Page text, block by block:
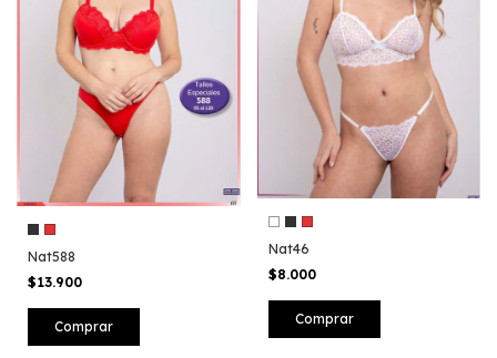
Nat588
$13.900
Comprar
Nat46
$8.000
Comprar